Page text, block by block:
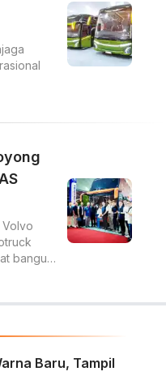
Volvo
bangun
sasis
Baru, Tampil